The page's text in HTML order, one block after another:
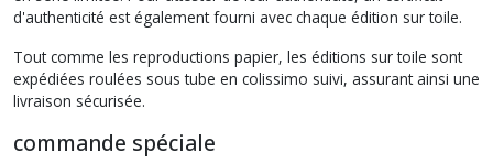
d'authenticité est également fourni avec chaque édition sur toile.
Tout comme les reproductions papier, les éditions sur toile sont
expédiées roulées sous tube en colissimo suivi, assurant ainsi une
livraison sécurisée.
commande spéciale